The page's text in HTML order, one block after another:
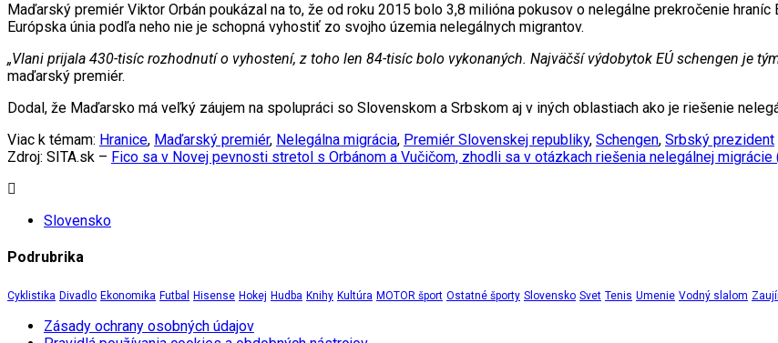
Maďarský premiér Viktor Orbán poukázal na to, že od roku 2015 bolo 3,8 milióna pokusov o nelegálne prekročenie
Európska únia podľa neho nie je schopná vyhostiť zo svojho územia nelegálnych migrantov.
„Vlani prijala 430-tisíc rozhodnutí o vyhostení, z toho len 84-tisíc bolo vykonaných. Najväčší výdobytok EÚ schengen je
maďarský premiér.
Dodal, že Maďarsko má veľký záujem na spolupráci so Slovenskom a Srbskom aj v iných oblastiach ako je riešenie
Viac k témam: Hranice, Maďarský premiér, Nelegálna migrácia, Premiér Slovenskej republiky, Schengen, Srbský prezident
Zdroj: SITA.sk – Fico sa v Novej pevnosti stretol s Orbánom a Vučičom, zhodli sa v otázkach riešenia nelegálnej migrácie
Slovensko
Podrubrika
Cyklistika Divadlo Ekonomika Futbal Hisense Hokej Hudba Knihy Kultúra MOTOR šport Ostatné športy Slovensko Svet Tenis Umenie Vodný slalom
Zásady ochrany osobných údajov